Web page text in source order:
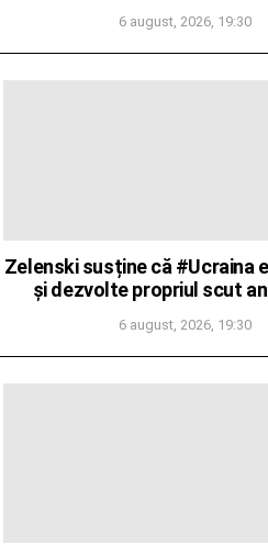
6 august, 2026, 19:30
Zelenski susține că #Ucraina
și dezvolte propriul scut
6 august, 2026, 19:30